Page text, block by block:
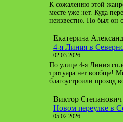
К сожалению этой
месте уже нет. Куда
неизвестно. Но был он
Екатерина
4-я Линия в
02.03.2026
По улице 4-я Линия
тротуара нет вообще!
благоустроили проход
Виктор Степанович
Новом переулке в
05.02.2026